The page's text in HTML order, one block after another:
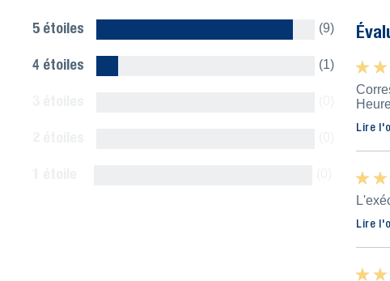
5 étoiles (9)
4 étoiles (1) ★ ★
★ ★
Lire
★ ★
★ ★
Lire
★ ★
★ ★